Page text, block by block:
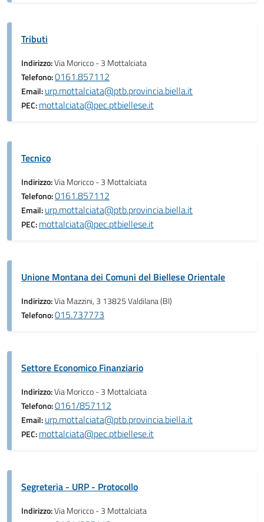
Tributi
Indirizzo:Via Moricco - 3 Mottalciata
Telefono:0161.857112
Email:urp.mottalciata@ptb.provincia.biella.it
PEC:mottalciata@pec.ptbiellese.it
Tecnico
Indirizzo:Via Moricco - 3 Mottalciata
Telefono:0161.857112
Email:urp.mottalciata@ptb.provincia.biella.it
PEC:mottalciata@pec.ptbiellese.it
Unione Montana dei Comuni del Biellese Orientale
Indirizzo:Via Mazzini, 3 13825 Valdilana (BI)
Telefono:015.737773
Settore Economico Finanziario
Indirizzo:Via Moricco - 3 Mottalciata
Telefono:0161/857112
Email:urp.mottalciata@ptb.provincia.biella.it
PEC:mottalciata@pec.ptbiellese.it
Segreteria - URP - Protocollo
Indirizzo:Via Moricco - 3 Mottalciata